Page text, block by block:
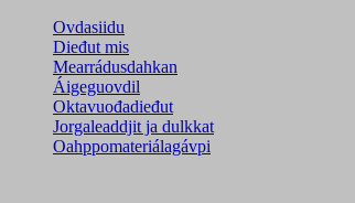
Ovdasiidu
Dieđut mis
Mearrádusdahkan
Áigeguovdil
Oktavuođadieđut
Jorgaleaddjit ja dulkkat
Oahppomateriálagávpi